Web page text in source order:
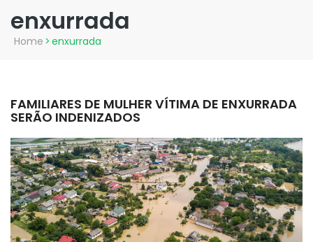
enxurrada
Home > enxurrada
FAMILIARES DE MULHER VÍTIMA DE ENXURRADA
SERÃO INDENIZADOS